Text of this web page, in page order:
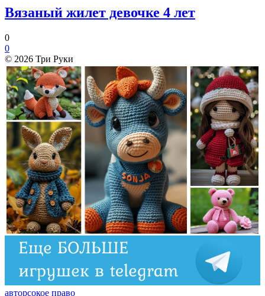
Вязаный жилет девочке 4 лет
0
0
© 2026 Три Руки
авторсокое право